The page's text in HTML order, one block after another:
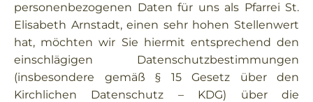
personenbezogenen Daten für uns als Pfarrei St.
Elisabeth Arnstadt, einen sehr hohen Stellenwert
hat, möchten wir Sie hiermit entsprechend den
einschlägigen Datenschutzbestimmungen
(insbesondere gemäß § 15 Gesetz über den
Kirchlichen Datenschutz – KDG) über die